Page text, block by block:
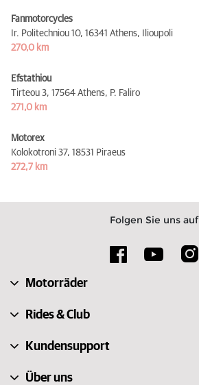
Fanmotorcycles
Ir. Politechniou 10, 16341 Athens, Ilioupoli
270,0 km
Efstathiou
Tirteou 3, 17564 Athens, P. Faliro
271,0 km
Motorex
Kolokotroni 37, 18531 Piraeus
272,7 km
Folgen Sie uns auf
Motorräder
Rides & Club
Kundensupport
Über uns